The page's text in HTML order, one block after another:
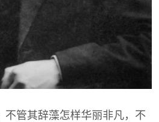
不管其辞藻怎样华丽非凡，不